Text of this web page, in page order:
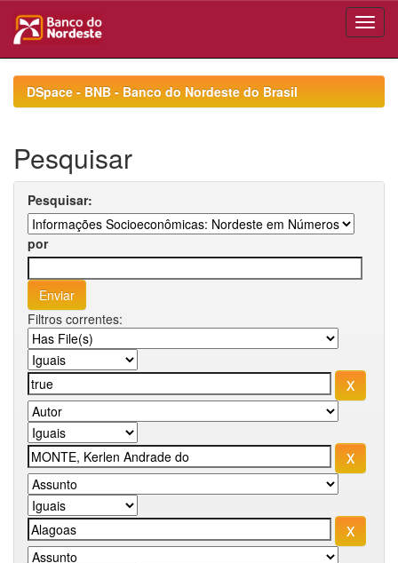
navigationDSpace - BNB - Banco do Nordeste do Brasil
Pesquisar
Pesquisar:
por
Filtros correntes: